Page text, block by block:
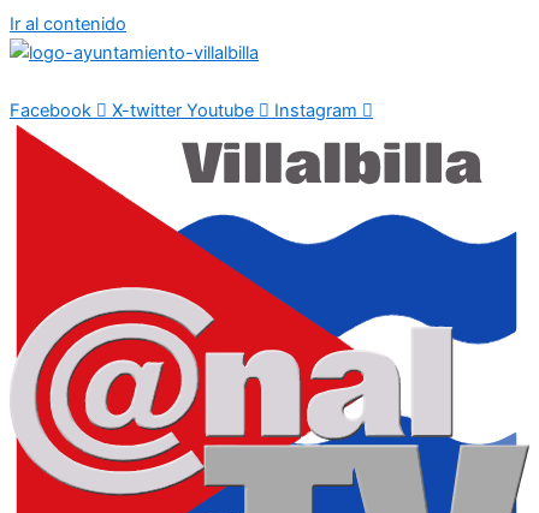
Ir al contenido
Facebook X-twitter Youtube Instagram